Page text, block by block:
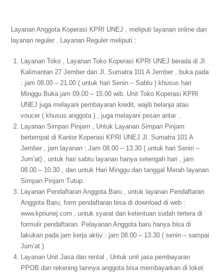
Layanan Anggota Koperasi KPRI UNEJ , meliputi layanan online dan
layanan reguler . Layanan Reguler meliputi :
Layanan Toko , Layanan Toko Koperasi KPRI UNEJ berada di Jl.
Kalimantan 27 Jember dan Jl. Sumatra 101 A Jember , buka pada
: jam 08.00 – 21.00 ( untuk hari Senin – Sabtu ) khusus hari
Minggu Buka jam 09.00 – 15.00 wib. Unit Toko Koperasi KPRI
UNEJ juga melayani pembayaran kredit, wajib belanja atau
voucer ( khusus anggota ) , juga melayani pesan antar .
Layanan Simpan Pinjam , Untuk Layanan Simpan Pinjam
bertempat di Kantor Koperasi KPRI UNEJ Jl. Sumatra 101 A
Jember , jam layanan : Jam 08.00 – 13.30 ( untuk hari Senin –
Jum’at) , untuk hari sabtu layanan hanya setengah hari , jam
08.00 – 10.30 , dan untuk Hari Minggu dan tanggal Merah layanan
Simpan Pinjam Tutup.
Layanan Pendaftaran Anggota Baru , untuk layanan Pendaftaran
Anggota Baru, form pendaftaran bisa di download di web :
www.kpriunej.com , untuk syarat dan ketentuan sudah tertera di
formulir pendaftaran. Pelayanan Anggota baru hanya bisa di
lakukan pada jam kerja aktiv : jam 08.00 – 13.30 ( senin – sampai
Jum’at )
Layanan Unit Jasa dan rental , Untuk unit jasa pembayaran
PPOB dan rekening lainnya anggota bisa membayarkan di loket